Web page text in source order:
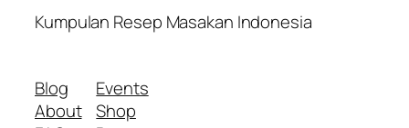
Kumpulan Resep Masakan Indonesia
Blog
About
Events
Shop